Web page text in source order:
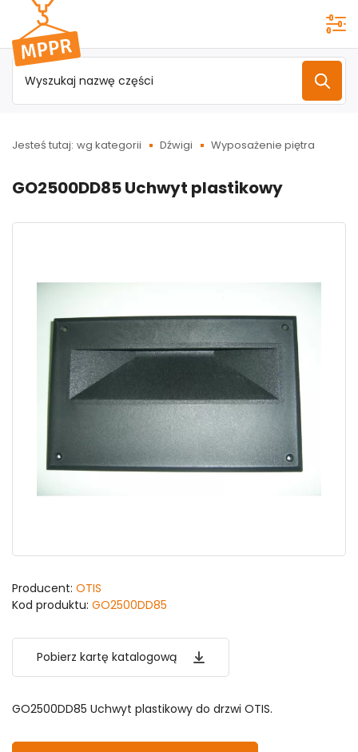
Przejdź do
menu
głównego
Jesteś tutaj: wg kategorii Dźwigi Wyposażenie piętra
GO2500DD85 Uchwyt plastikowy
Producent: OTIS
Kod produktu: GO2500DD85
Pobierz kartę katalogową
GO2500DD85 Uchwyt plastikowy do drzwi OTIS.